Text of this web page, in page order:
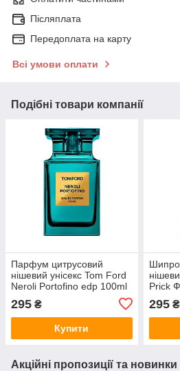
Післяплата
Передоплата на карту
Всі умови оплати
Подібні товари компанії
Парфум цитрусовий
нішевий унісекс Tom Ford
Neroli Portofino edp 100ml
295 ₴
Купити
Prick
295₴
Акційні пропозиції та новинки